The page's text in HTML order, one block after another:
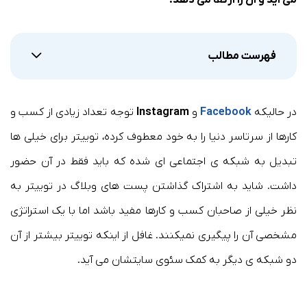
فهرست مطالب
در حالیکهFacebook وInstagram توجه تعداد زیادی از کسب و
کارها از سرتاسر دنیا را به خود معطوف کرده، توییتر برای خیلی ها
تبدیل به شبکه ی اجتماعی ای شده که باید فقط در آن حضور
داشت. شاید به اشتراک گذاشتن پست های وبلاگ در توییتر به
نظر خیلی از صاحبان کسب و کارها مفید باشد اما با یک استراتژی
مشخصی آن را پیگیری نمیکنند. غافل از اینکه توییتر بیشتر از آن
دو شبکه ی دیگر به کمک سئوی سایتشان می آید.